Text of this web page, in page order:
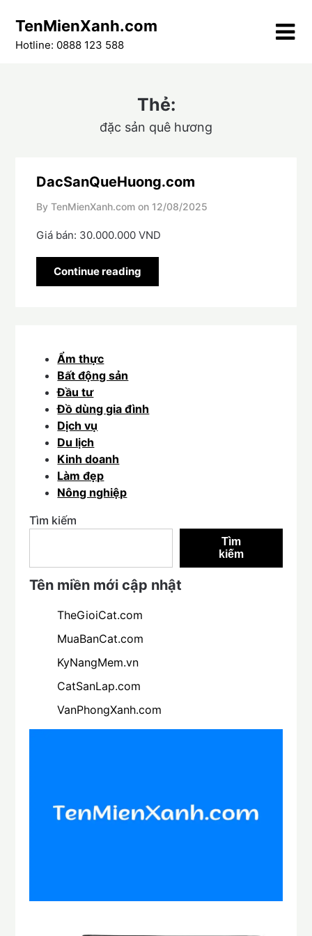
content
TenMienXanh.com
Hotline: 0888 123 588
Thẻ:
đặc sản quê hương
DacSanQueHuong.com
By TenMienXanh.com on 12/08/2025
Giá bán: 30.000.000 VND
Continue reading
Ẩm thực
Bất động sản
Đầu tư
Đồ dùng gia đình
Dịch vụ
Du lịch
Kinh doanh
Làm đẹp
Nông nghiệp
Tìm kiếm
Tìm
kiếm
Tên miền mới cập nhật
TheGioiCat.com
MuaBanCat.com
KyNangMem.vn
CatSanLap.com
VanPhongXanh.com